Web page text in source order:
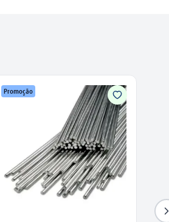
Promoção